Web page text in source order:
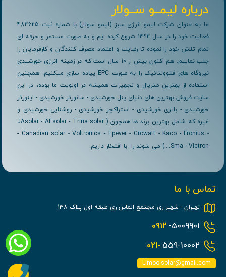
درباره لیمــو ســولار
ما به عنوان شرکت لیمو انرژی سبز (لیمو سولار) با شماره ثبت 484625
فعالیت خود را در سال 1394 شروع کرده ایم و به صورت مستمر و حرفه ای
تمام تلاش خود را نموده تا رضایت و اعتماد مصرف کنندگان و کارفرمایان را
جلب نماییم. هم اکنون بیش از 10 سال است که در زمینه انرژی خورشیدی
نیروگاه های فتوولتائیک را به صورت EPC پیاده سازی میکنیم. همچنین
استفاده از بهترین متریال و تجهیزات همیشه در اولویت ما بوده، در این
سایت فروش بهترین های دنیای پنل خورشیدی - سانورتر خورشیدی - اینورتر
خورشیدی - باتری خورشیدی - استراکچر خورشیدی - روشنایی خورشیدی و
غیره که شامل بهترین برند ها همچون ( JAsolar - AEsolar - Trina solar
- Canadian solar - Voltronics - Epever - Growatt - Kaco - Fronius -
Sma - Victron....) می شوند را با افتخار داریم.
تماس با ما
تهــران - شهــر ری مجتمع الماس ری طبقه اول پلاک 138
0912 -5009901
021- 559-10002
Limoo.solar@gmail.com